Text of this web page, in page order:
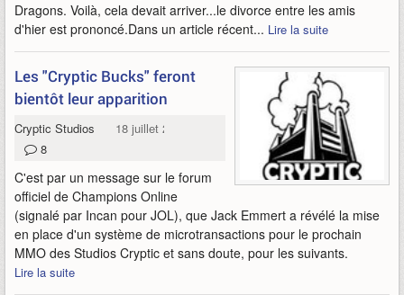
Dragons. Voilà, cela devait arriver...le divorce entre les amis
d'hier est prononcé.Dans un article récent... Lire la suite
Les "Cryptic Bucks" feront
bientôt leur apparition
Cryptic Studios
18 juillet 2009
8
C'est par un message sur le forum
officiel de Champions Online
(signalé par Incan pour JOL), que Jack Emmert a révélé la mise
en place d'un système de microtransactions pour le prochain
MMO des Studios Cryptic et sans doute, pour les suivants.
Lire la suite